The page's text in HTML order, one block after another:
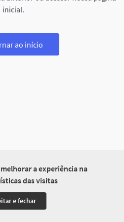
a experiência na
das visitas
e fechar
inicial.
ao início